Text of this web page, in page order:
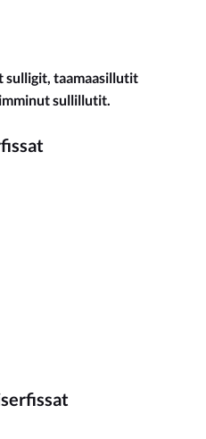
sulligit, taamaasillutit
sullillutit.